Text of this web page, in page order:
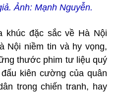
Ảnh: Mạnh Nguyễn.
khúc đặc sắc về Hà Nội
Nội niềm tin và hy vọng,
thước phim tư liệu quý
kiên cường của quân
trong chiến tranh, hay